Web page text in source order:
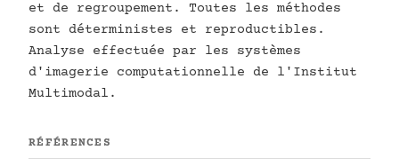
et de regroupement. Toutes les méthodes
sont déterministes et reproductibles.
Analyse effectuée par les systèmes
d'imagerie computationnelle de l'Institut
Multimodal.
RÉFÉRENCES